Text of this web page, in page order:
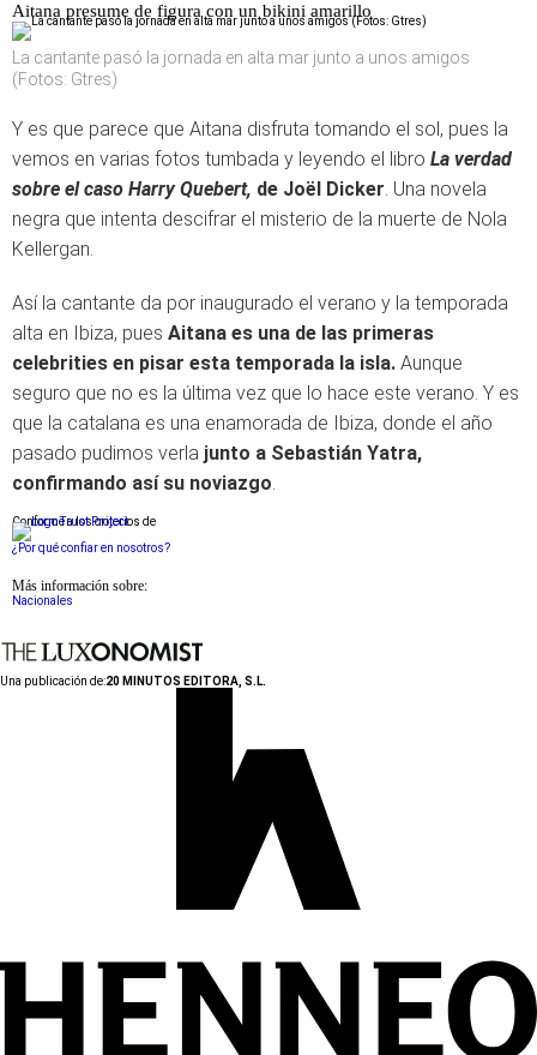
Aitana presume de figura con un bikini amarillo
La cantante pasó la jornada en alta mar junto a unos amigos
(Fotos: Gtres)
Y es que parece que Aitana disfruta tomando el sol, pues la
vemos en varias fotos tumbada y leyendo el libro La verdad
sobre el caso Harry Quebert, de Joël Dicker. Una novela
negra que intenta descifrar el misterio de la muerte de Nola
Kellergan.
Así la cantante da por inaugurado el verano y la temporada
alta en Ibiza, pues Aitana es una de las primeras
celebrities en pisar esta temporada la isla. Aunque
seguro que no es la última vez que lo hace este verano. Y es
que la catalana es una enamorada de Ibiza, donde el año
pasado pudimos verla junto a Sebastián Yatra,
confirmando así su noviazgo.
Conforme a los criterios de
¿Por qué confiar en nosotros?
Más información sobre:
Nacionales
Una publicación de:20 MINUTOS EDITORA, S.L.